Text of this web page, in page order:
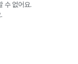
수 없어요.